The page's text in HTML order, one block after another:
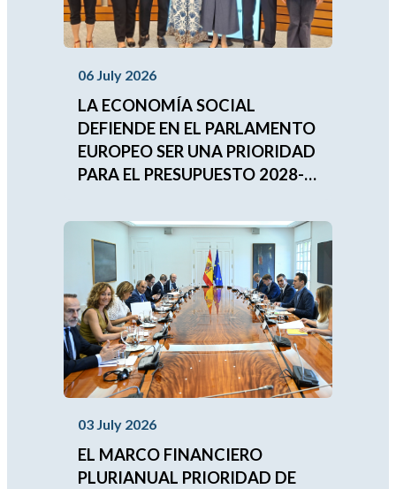
06 July 2026
LA ECONOMÍA SOCIAL
DEFIENDE EN EL PARLAMENTO
EUROPEO SER UNA PRIORIDAD
PARA EL PRESUPUESTO 2028-
03 July 2026
EL MARCO FINANCIERO
PLURIANUAL PRIORIDAD DE